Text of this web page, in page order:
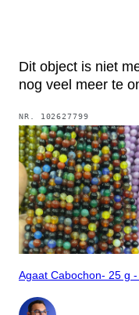
Dit object is niet
nog veel meer te
NR. 102627799
Agaat Cabochon- 25 g